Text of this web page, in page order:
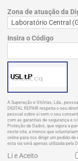
Zona de atuação da
Insira o Código
A Superação e Vitórias, Lda.,
DIGITAL REPAIR respeita o seu
pessoal sobre si sem o seu
com as garantias de segurança e
Proteção de Dados, que vigora a
neste site, a menos que
online para nos dirigir um pedido
esta via será apenas utilizada pela
Li e Aceito